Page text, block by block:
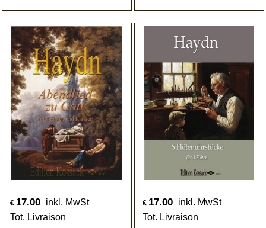
€ 17.00 inkl. MwSt
Tot. Livraison
€ 17.00 inkl. MwSt
Tot. Livraison